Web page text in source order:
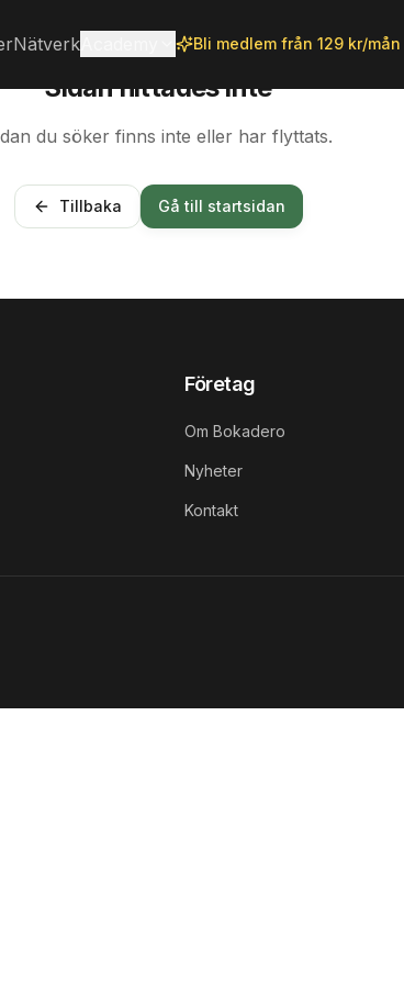
Nätverk Bli medlem från 129 kr/mån
Sidan hittades inte
du söker finns inte eller har flyttats.
Tillbaka Gå till startsidan
Företag
Om Bokadero
Nyheter
Kontakt